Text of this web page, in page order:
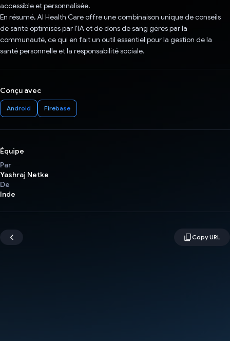
accessible et personnalisée.
En résumé, AI Health Care offre une combinaison unique de conseils
de santé optimisés par l'IA et de dons de sang gérés par la
communauté, ce qui en fait un outil essentiel pour la gestion de la
santé personnelle et la responsabilité sociale.
Conçu avec
Android Firebase
Équipe
Par
Yashraj Netke
De
Inde